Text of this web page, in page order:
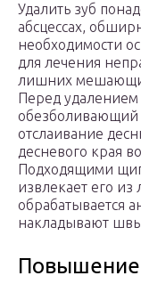
Удалить зуб
абсцессах,
необходимости
для лечения
лишних
Перед удалением
обезболивающий
отслаивание
десневого края
Подходящими
извлекает его из
обрабатывается
накладывают